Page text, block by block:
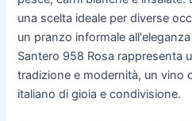
una scelta ideale per diverse
un pranzo informale
Santero 958 Rosa rappresenta
tradizione e modernità, un vino
italiano di gioia e condivisione.